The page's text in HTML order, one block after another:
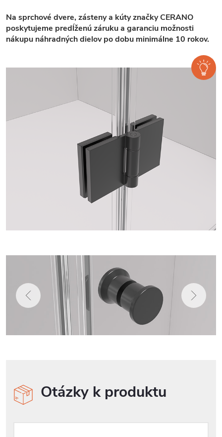
Na sprchové dvere, zásteny a kúty značky CERANO
poskytujeme predĺženú záruku a garanciu možnosti
nákupu náhradných dielov po dobu minimálne 10 rokov.
Otázky k produktu